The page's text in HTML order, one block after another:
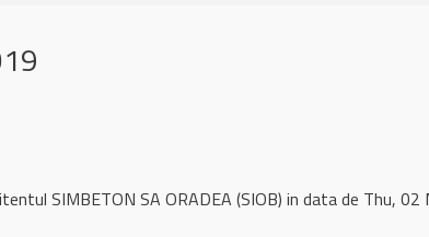
SIMBETON SA ORADEA (SIOB) in data de Thu,